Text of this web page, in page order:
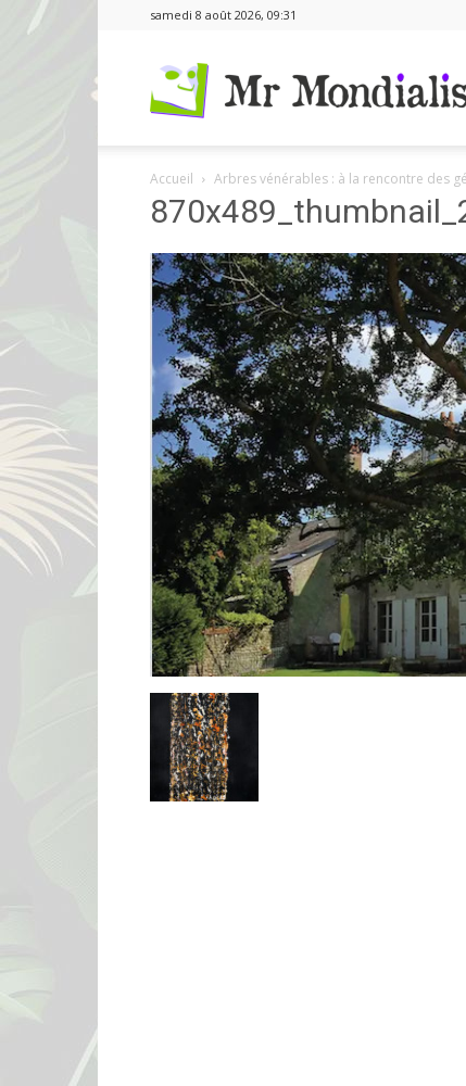
samedi 8 août 2026, 09:31
Accueil Arbres vénérables : à la rencontre des